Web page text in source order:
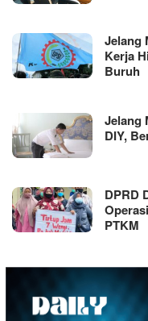
Jelang
Kerja
Buruh
Jelang
DIY,
DPRD
PTKM